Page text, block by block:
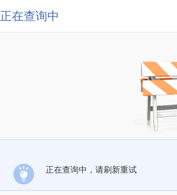
正在查询中
正在查询中，请刷新重试